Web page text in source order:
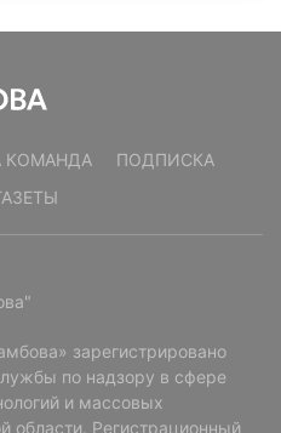
КОМАНДА
ПОДПИСКА
зарегистрировано
по надзору в сфере
и массовых
области. Регистрационный